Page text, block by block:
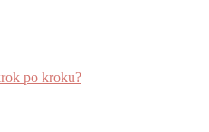
po kroku?